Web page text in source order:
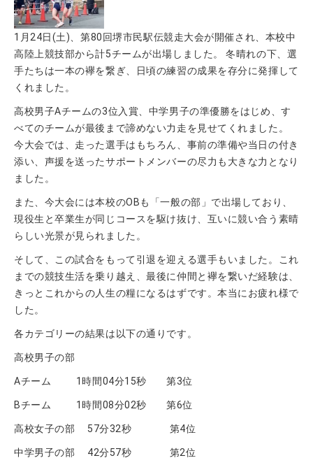
1月24日(土)、第80回堺市民駅伝競走大会が開催され、本校中
高陸上競技部から計5チームが出場しました。 冬晴れの下、選
手たちは一本の襷を繋ぎ、日頃の練習の成果を存分に発揮して
くれました。
高校男子Aチームの3位入賞、中学男子の準優勝をはじめ、す
べてのチームが最後まで諦めない力走を見せてくれました。
今大会では、走った選手はもちろん、事前の準備や当日の付き
添い、声援を送ったサポートメンバーの尽力も大きな力となり
ました。
また、今大会には本校のOBも「一般の部」で出場しており、
現役生と卒業生が同じコースを駆け抜け、互いに競い合う素晴
らしい光景が見られました。
そして、この試合をもって引退を迎える選手もいました。これ
までの競技生活を乗り越え、最後に仲間と襷を繋いだ経験は、
きっとこれからの人生の糧になるはずです。本当にお疲れ様で
した。
各カテゴリーの結果は以下の通りです。
高校男子の部
Aチーム 1時間04分15秒 第3位
Bチーム 1時間08分02秒 第6位
高校女子の部 57分32秒 第4位
中学男子の部 42分57秒 第2位